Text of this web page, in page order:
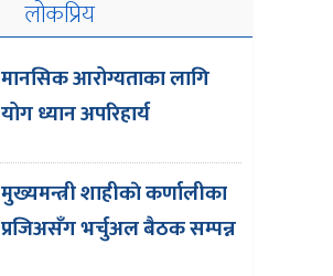
लोकप्रिय
मानसिक आरोग्यताका लागि
योग ध्यान अपरिहार्य
मुख्यमन्त्री शाहीकाे कर्णालीका
प्रजिअसँग भर्चुअल बैठक सम्पन्न